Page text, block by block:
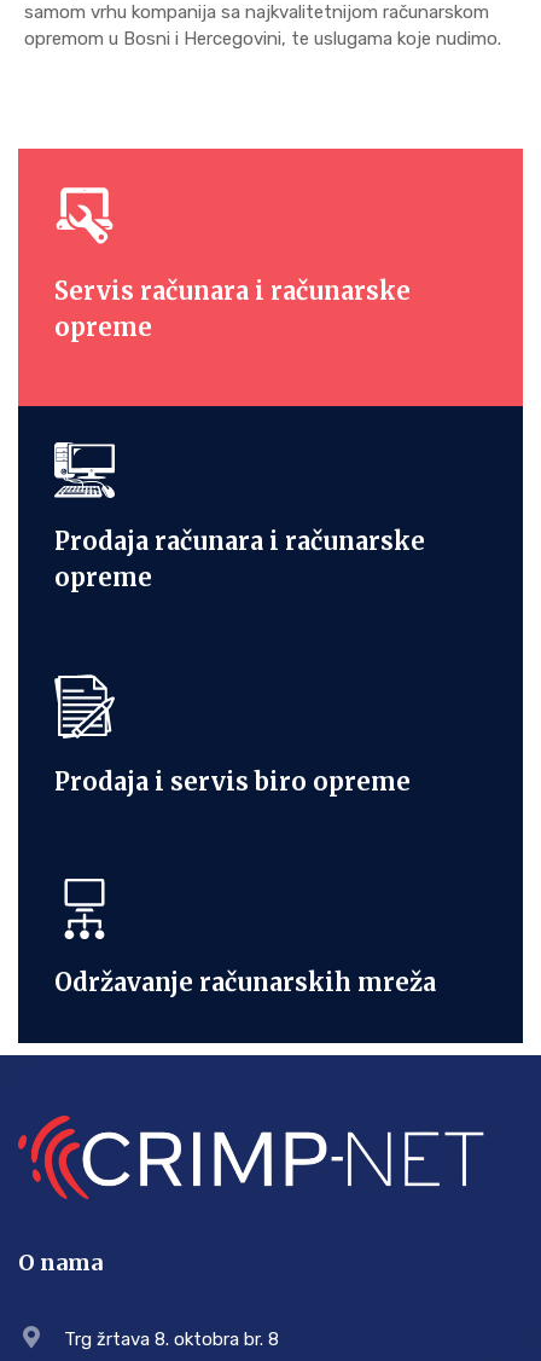
samom vrhu kompanija sa najkvalitetnijom računarskom
opremom u Bosni i Hercegovini, te uslugama koje nudimo.
Servis računara i računarske
opreme
Prodaja računara i računarske
opreme
Prodaja i servis biro opreme
Održavanje računarskih mreža
O nama
Trg žrtava 8. oktobra br. 8